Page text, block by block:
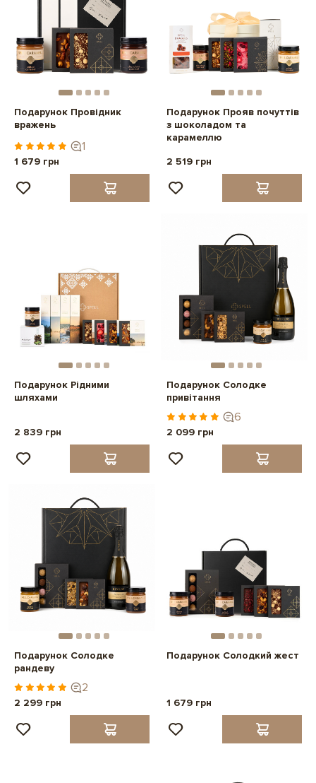
Подарунок Провідник
вражень
1
1 679 грн
Подарунок Прояв почуттів
з шоколадом та
карамеллю
2 519 грн
Подарунок Рідними
шляхами
2 839 грн
Подарунок Солодке
привітання
6
2 099 грн
Подарунок Солодке
рандеву
2
2 299 грн
Подарунок Солодкий жест
1 679 грн